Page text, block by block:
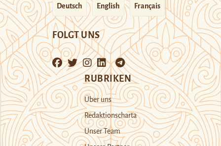
Deutsch English Français
FOLGT UNS
RUBRIKEN
Über uns
Redaktionscharta
Unser Team